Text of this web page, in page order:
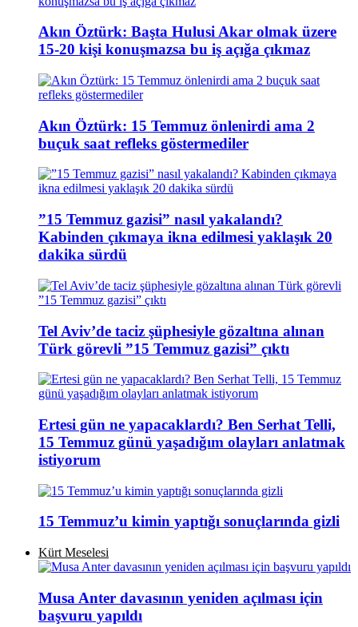
Akın Öztürk: Başta Hulusi Akar olmak üzere
15-20 kişi konuşmazsa bu iş açığa çıkmaz
Akın Öztürk: 15 Temmuz önlenirdi ama 2
buçuk saat refleks göstermediler
”15 Temmuz gazisi” nasıl yakalandı?
Kabinden çıkmaya ikna edilmesi yaklaşık 20
dakika sürdü
Tel Aviv’de taciz şüphesiyle gözaltına alınan
Türk görevli ”15 Temmuz gazisi” çıktı
Ertesi gün ne yapacaklardı? Ben Serhat Telli,
15 Temmuz günü yaşadığım olayları anlatmak
istiyorum
15 Temmuz’u kimin yaptığı sonuçlarında gizli
Kürt Meselesi
Musa Anter davasının yeniden açılması için
başvuru yapıldı